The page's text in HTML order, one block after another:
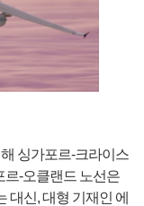
싱가포르-크라이스
르-오클랜드 노선은
대신, 대형 기재인 에